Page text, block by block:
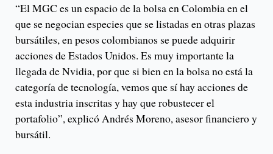
“El MGC es un espacio de la bolsa en Colombia en el
que se negocian especies que se listadas en otras plazas
bursátiles, en pesos colombianos se puede adquirir
acciones de Estados Unidos. Es muy importante la
llegada de Nvidia, por que si bien en la bolsa no está la
categoría de tecnología, vemos que sí hay acciones de
esta industria inscritas y hay que robustecer el
portafolio”, explicó Andrés Moreno, asesor financiero y
bursátil.